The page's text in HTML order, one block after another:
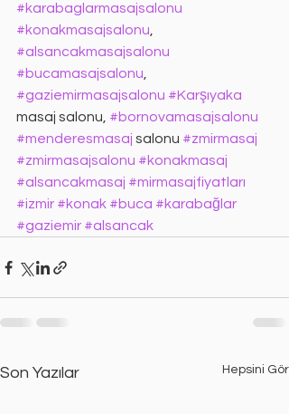
#karabaglarmasajsalonu
#konakmasajsalonu
#alsancakmasajsalonu
#bucamasajsalonu
#gaziemirmasajsalonu #Karşıyaka
masaj salonu, #bornovamasajsalonu
#menderesmasaj salonu #zmirmasaj
#zmirmasajsalonu #konakmasaj
#alsancakmasaj #mirmasajfiyatları
#izmir #konak #buca #karabağlar
#gaziemir #alsancak
Son Yazılar Hepsini Gör